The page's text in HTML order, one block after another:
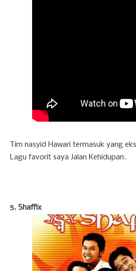
Tim nasyid Hawari termasuk yang
Lagu favorit saya Jalan Kehidupan.
5. Shaffix